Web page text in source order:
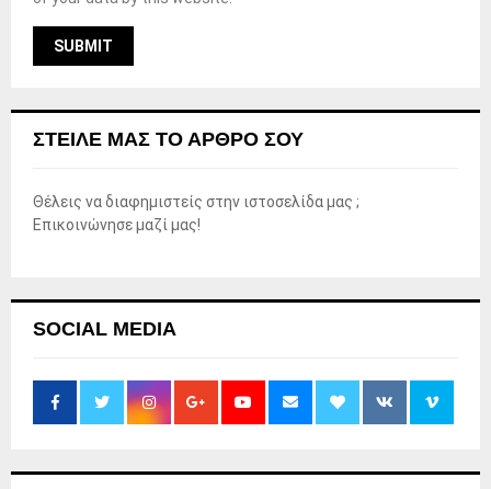
ΣΤΕΊΛΕ ΜΑΣ ΤΟ ΆΡΘΡΟ ΣΟΥ
Θέλεις να διαφημιστείς στην ιστοσελίδα μας ;
Επικοινώνησε μαζί μας!
SOCIAL MEDIA